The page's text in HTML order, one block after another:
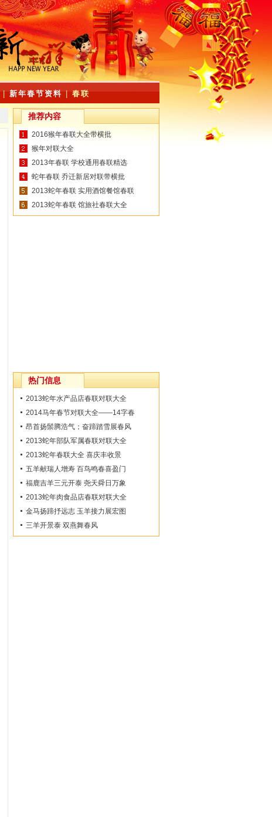
| 新年春节资料 | 春联
推荐内容
2016猴年春联大全带横批
猴年对联大全
2013年春联 学校通用春联精选
蛇年春联 乔迁新居对联带横批
2013蛇年春联 实用酒馆餐馆春联
2013蛇年春联 馆旅社春联大全
热门信息
2013蛇年水产品店春联对联大全
2014马年春节对联大全——14字春
昂首扬鬃腾浩气；奋蹄踏雪展春风
2013蛇年部队军属春联对联大全
2013蛇年春联大全 喜庆丰收景
五羊献瑞人增寿 百鸟鸣春喜盈门
福鹿吉羊三元开泰 尧天舜日万象
2013蛇年肉食品店春联对联大全
金马扬蹄抒远志 玉羊接力展宏图
三羊开景泰 双燕舞春风